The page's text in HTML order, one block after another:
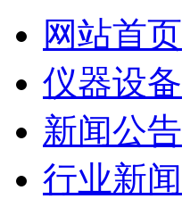
网站首页
仪器设备
新闻公告
行业新闻